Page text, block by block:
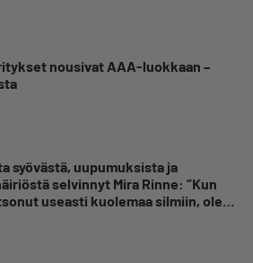
nousivat AAA-luokkaan –
syövästä, uupumuksista ja
selvinnyt Mira Rinne: ”Kun
useasti kuolemaa silmiin, olen